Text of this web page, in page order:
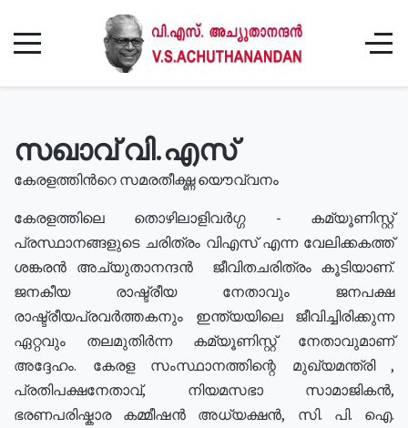
സഖാവ് വി.എസ്
കേരളത്തിൻറെ സമരതീക്ഷ്ണ യൌവ്വനം
കേരളത്തിലെ തൊഴിലാളിവർഗ്ഗ - കമ്യൂണിസ്റ്റ്
പ്രസ്ഥാനങ്ങളുടെ ചരിത്രം വിഎസ് എന്ന വേലിക്കകത്ത്
ശങ്കരൻ അച്യുതാനന്ദൻ ജീവിതചരിത്രം കൂടിയാണ്.
ജനകീയ രാഷ്ട്രീയ നേതാവും ജനപക്ഷ
രാഷ്ട്രീയപ്രവർത്തകനും ഇന്ത്യയിലെ ജീവിച്ചിരിക്കുന്ന
ഏറ്റവും തലമുതിർന്ന കമ്യൂണിസ്റ്റ് നേതാവുമാണ്
അദ്ദേഹം. കേരള സംസ്ഥാനത്തിന്റെ മുഖ്യമന്ത്രി ,
പ്രതിപക്ഷനേതാവ്, നിയമസഭാ സാമാജികൻ,
ഭരണപരിഷ്കാര കമ്മീഷൻ അധ്യക്ഷൻ, സി. പി. ഐ.